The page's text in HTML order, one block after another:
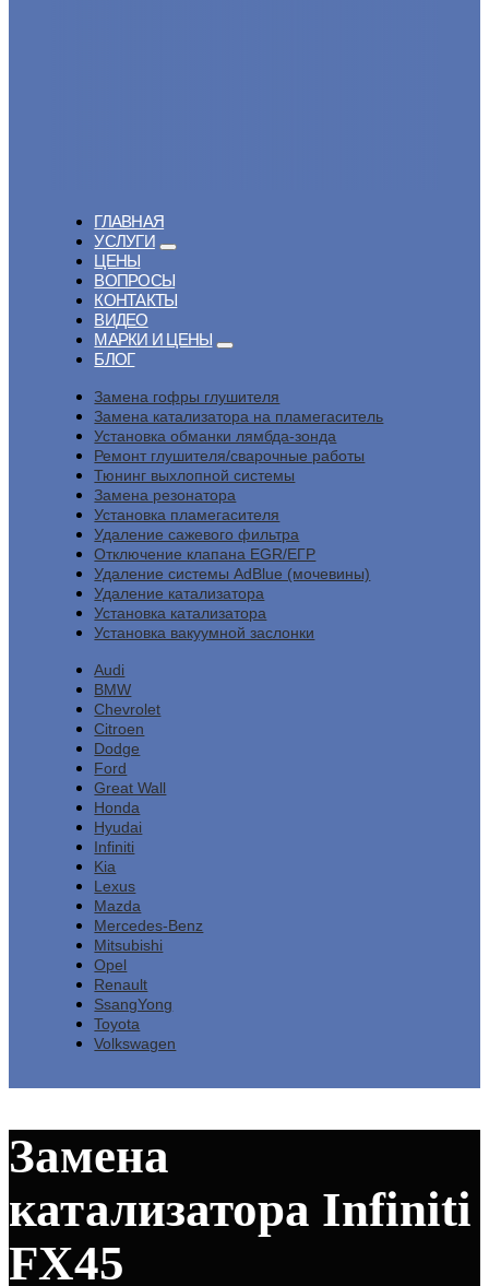
ГЛАВНАЯ
УСЛУГИ
ЦЕНЫ
ВОПРОСЫ
КОНТАКТЫ
ВИДЕО
МАРКИ И ЦЕНЫ
БЛОГ
Замена гофры глушителя
Замена катализатора на пламегаситель
Установка обманки лямбда-зонда
Ремонт глушителя/сварочные работы
Тюнинг выхлопной системы
Замена резонатора
Установка пламегасителя
Удаление сажевого фильтра
Отключение клапана EGR/ЕГР
Удаление системы AdBlue (мочевины)
Удаление катализатора
Установка катализатора
Установка вакуумной заслонки
Audi
BMW
Chevrolet
Citroen
Dodge
Ford
Great Wall
Honda
Hyudai
Infiniti
Kia
Lexus
Mazda
Mercedes-Benz
Mitsubishi
Opel
Renault
SsangYong
Toyota
Volkswagen
Замена
катализатора Infiniti
FX45